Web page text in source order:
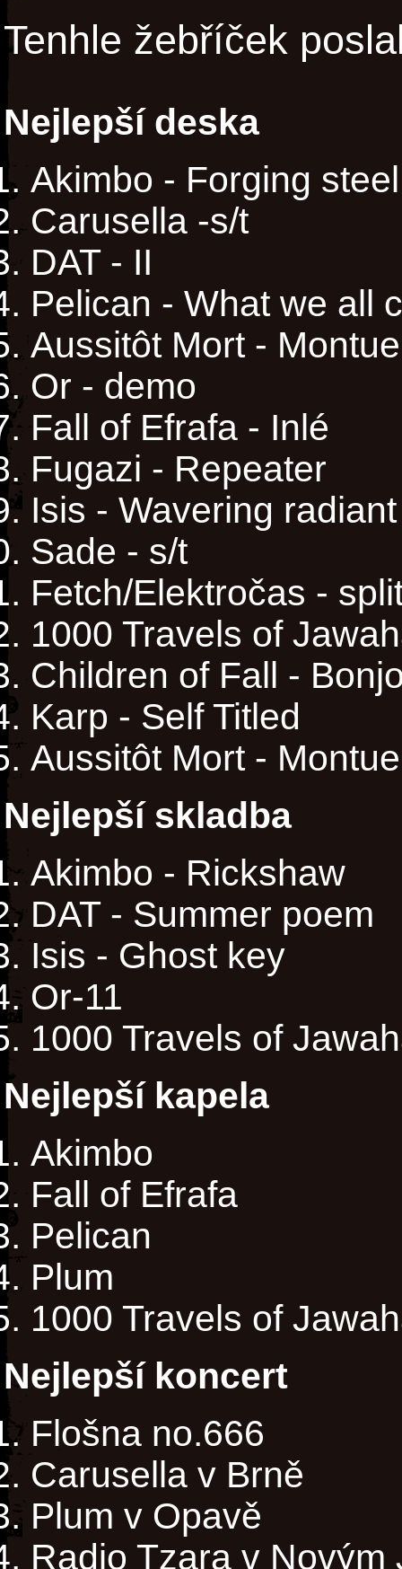
Tenhle žebříček
Nejlepší deska
Akimbo - Forging
Carusella -s/t
DAT - II
Pelican - What we all
Aussitôt Mort -
Or - demo
Fall of Efrafa - Inlé
Fugazi - Repeater
Isis - Wavering radiant
Sade - s/t
Fetch/Elektročas -
1000 Travels of
Children of Fall -
Karp - Self Titled
Aussitôt Mort -
Nejlepší skladba
Akimbo - Rickshaw
DAT - Summer poem
Isis - Ghost key
Or-11
1000 Travels of
Nejlepší kapela
Akimbo
Fall of Efrafa
Pelican
Plum
1000 Travels of
Nejlepší koncert
Flošna no.666
Carusella v Brně
Plum v Opavě
Radio Tzara v Novým